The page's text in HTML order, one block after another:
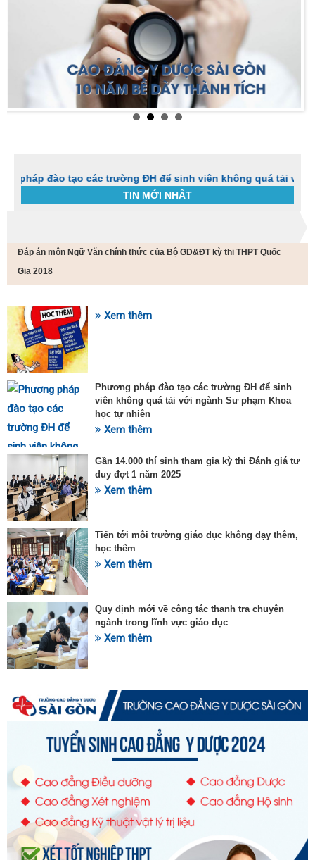
đào tạo các trường ĐH để sinh viên không quá tải với ngành
TIN MỚI NHẤT
Đáp án môn Ngữ Văn chính thức của Bộ GD&ĐT kỳ thi THPT Quốc
Gia 2018
SỰ KIỆN HOT Xem thêm
Phương pháp đào tạo các trường ĐH để sinh
viên không quá tải với ngành Sư phạm Khoa
học tự nhiên
Xem thêm
Gần 14.000 thí sinh tham gia kỳ thi Đánh giá tư
duy đợt 1 năm 2025
Xem thêm
Tiến tới môi trường giáo dục không dạy thêm,
học thêm
Xem thêm
Quy định mới về công tác thanh tra chuyên
ngành trong lĩnh vực giáo dục
Xem thêm